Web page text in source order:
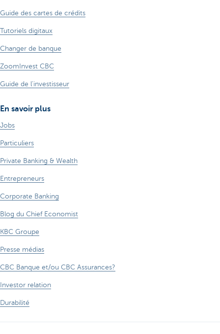
Guide des cartes de crédits
Tutoriels digitaux
Changer de banque
ZoomInvest CBC
Guide de l'investisseur
En savoir plus
Jobs
Particuliers
Private Banking & Wealth
Entrepreneurs
Corporate Banking
Blog du Chief Economist
KBC Groupe
Presse médias
CBC Banque et/ou CBC Assurances?
Investor relation
Durabilité